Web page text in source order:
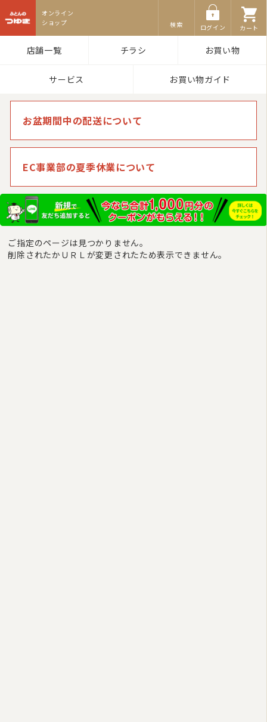
検索 ログイン カート
店舗一覧 チラシ お買い物
サービス お買い物ガイド
お盆期間中の配送について
EC事業部の夏季休業について
ご指定のページは見つかりません。
削除されたかＵＲＬが変更されたため表示できません。